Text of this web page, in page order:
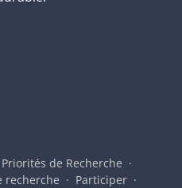
Priorités de Recherche
recherche
Participer